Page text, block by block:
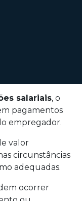
salariais, o
pagamentos
empregador.
valor
circunstâncias
adequadas.
ocorrer